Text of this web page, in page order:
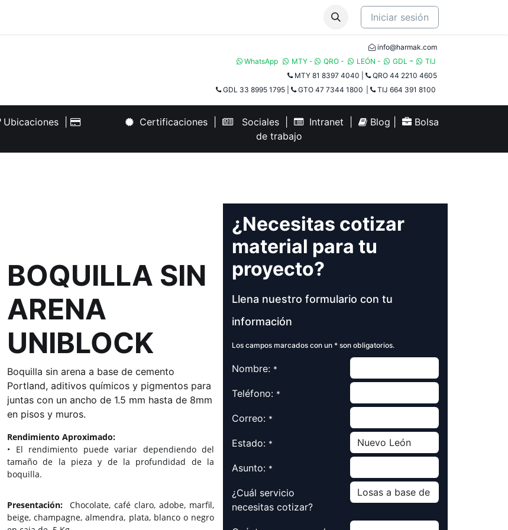
Iniciar sesión
info@harmak.com
WhatsApp
MTY - QRO - LEÓN - GDL -
TIJ​
MTY 81 8397 4040
QRO 44 2210 4605
GDL 33 8995 1795
GTO 47 7344 1800 TIJ 664 391 8100
Ubicaciones Certificaciones Sociales Intranet Blog
Bolsa
de trabajo
BOQUILLA SIN
ARENA
UNIBLOCK
Boquilla sin arena a base de cemento
Portland, aditivos químicos y pigmentos para
juntas con un ancho de 1.5 mm hasta de 8mm
en pisos y muros.
Rendimiento Aproximado:
• El rendimiento puede variar dependiendo del
tamaño de la pieza y de la profundidad de la
boquilla.
Presentación:
Chocolate, café claro, adobe, marfil,
beige, champagne, almendra, plata, blanco o negro
¿Necesitas cotizar
material para tu
proyecto?
Llena nuestro formulario con tu
información
Los campos marcados con un * son obligatorios.
Nombre: *
Teléfono: *
Correo: *
Estado: *
Asunto: *
¿Cuál servicio
necesitas cotizar?